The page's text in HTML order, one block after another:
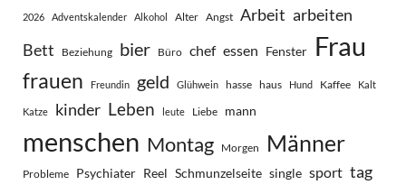
2026 Adventskalender Alkohol Alter Angst Arbeit arbeiten
Bett
Beziehung bier Büro chef essen Fenster Frau
frauen Freundin geld Glühwein hasse haus Hund Kaffee Kalt
Katze kinder Leben leute Liebe mann
menschen Montag Morgen Männer
Probleme Psychiater Reel Schmunzelseite single sport tag